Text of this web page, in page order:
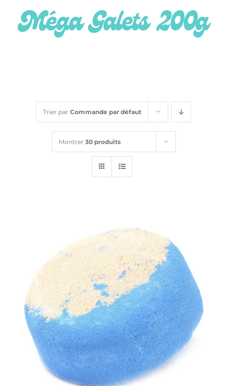
Idées Cadeaux
Aromathérapie
Savons
Shampoings
Méga Galets 200g
Trier par Commande par défaut
Montrer 30 produits
AJOUTER AU PANIER
/
DÉTAILS